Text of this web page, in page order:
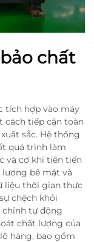
chất
tích hợp vào máy
cách tiếp cận toàn
sắc. Hệ thống
quá trình làm
và cơ khí tiên tiến
bề mặt và
liệu thời gian thực
chệch khỏi
chỉnh tự động
chất lượng của
hàng, bao gồm